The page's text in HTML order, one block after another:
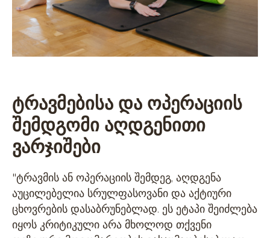
ტრავმებისა და ოპერაციის
შემდგომი აღდგენითი
ვარჯიშები
"ტრავმის ან ოპერაციის შემდეგ, აღდგენა
აუცილებელია სრულფასოვანი და აქტიური
ცხოვრების დასაბრუნებლად. ეს ეტაპი შეიძლება
იყოს კრიტიკული არა მხოლოდ თქვენი